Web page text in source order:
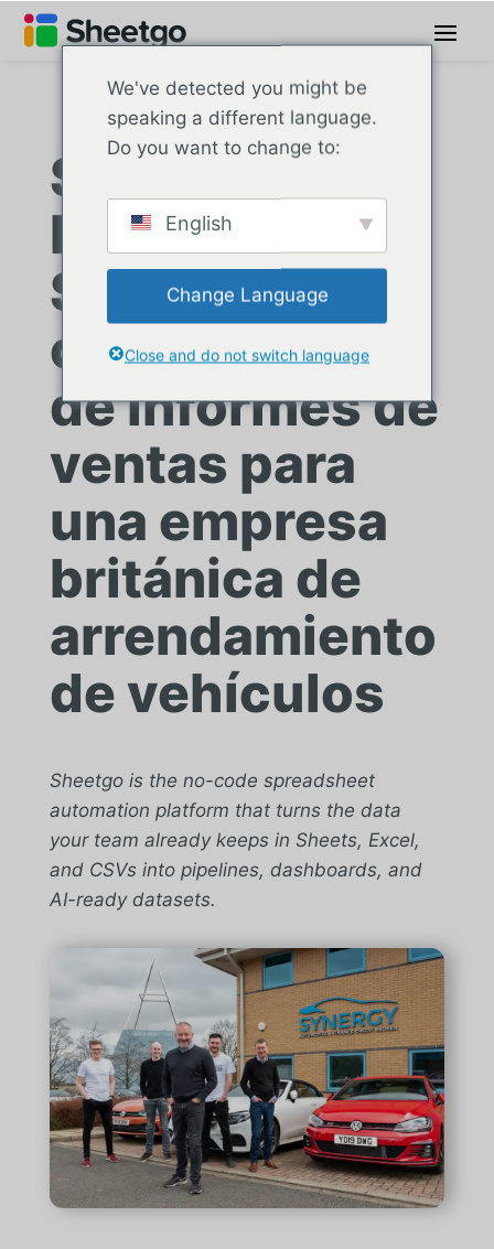
Synergy Car
Leasing:
Solución
centralizada
de informes de
ventas para
una empresa
británica de
arrendamiento
de vehículos
Sheetgo is the no-code spreadsheet
automation platform that turns the data
your team already keeps in Sheets, Excel,
and CSVs into pipelines, dashboards, and
AI-ready datasets.
We've detected you might be
speaking a different language.
Do you want to change to:
English
Change Language
Close and do not switch language